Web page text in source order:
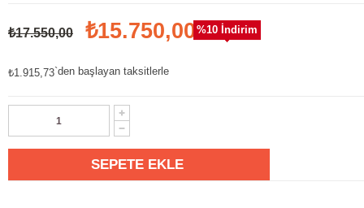
₺17.550,00 ₺15.750,00
₺1.915,73`den başlayan taksitlerle
%10 İndirim